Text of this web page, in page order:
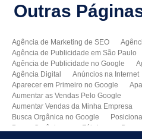
Outras
Agência de Marketing de SEO
Agência de Publicidade em São Paulo
Agência de Publicidade no Google
Agência Digital
Anúncios na Internet
Aparecer em Primeiro no Google
Aumentar as Vendas Pelo Google
Aumentar Vendas da Minha Empresa
Busca Orgânica no Google
Busca Orgânica para Fábricas